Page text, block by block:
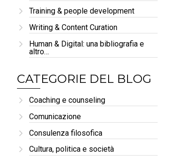
Training & people development
Writing & Content Curation
Human & Digital: una bibliografia e
altro…
CATEGORIE DEL BLOG
Coaching e counseling
Comunicazione
Consulenza filosofica
Cultura, politica e società